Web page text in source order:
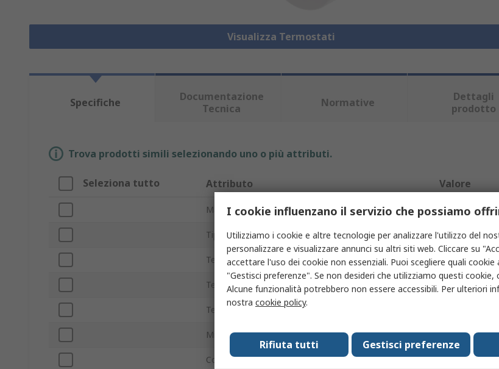
Visualizza Termostati
Specifiche
Documentazione
Tecnica
Normative
Dettagli
prodotto
Trova prodotti simili selezionando uno o più attributi.
Seleziona tutto Attributo Valore
Marchio RS PRO
Tipo prodotto Termostato
Tensione contatto 230V ca
Tensione di alimentazione 230V ca
Temperatura massima di funzionamento
Minima temperatura operativa -5°C
Corrente di contatto 13A
I cookie influenzano il servizio che possiamo
Utilizziamo i cookie e altre tecnologie per analizzare l'utilizzo del
personalizzare e visualizzare annunci su altri siti web. Cliccare su
accettare l'uso dei cookie non essenziali. Puoi scegliere quali
"Gestisci preferenze". Se non desideri che utilizziamo questi
Alcune funzionalità potrebbero non essere accessibili. Per ulteriori
nostra cookie policy.
Gestisci preferenze
Rifiuta tutti